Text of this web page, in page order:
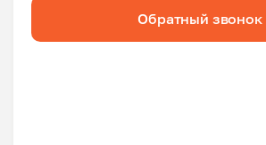
Обратный звонок